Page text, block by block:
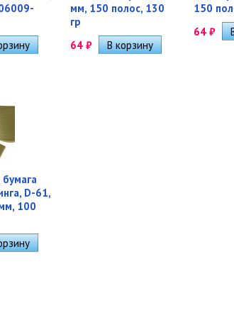
мм, 150 полос, 130
гр
64 ₽
150
64 ₽
D-61,
100